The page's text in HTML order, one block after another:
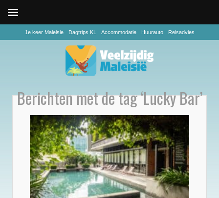
1e keer Maleisie Dagtrips KL Accommodatie Huurauto Reisadvies
Berichten met de tag ‘Lucky Bar’